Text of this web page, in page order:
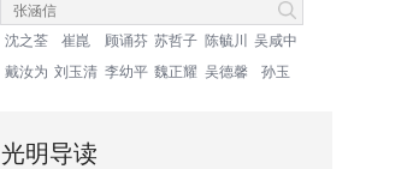
沈之荃 崔崑 顾诵芬 苏哲子 陈毓川
吴咸中
戴汝为 刘玉清 李幼平 魏正耀 吴德馨 孙玉
光明导读